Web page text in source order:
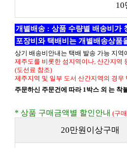
10
개별배송 : 상품 수량별 배송비가
포장비와 택배비는 개별배송상
상기 배송비안내는 택배 발송 가능 지
제주도를 비롯한 섬지역이나, 산간지역
(도선료 참조)
제주지역 및 일부 도서 산간지역의 경
주문하신 주문건에 따라 1박스 외 는 착
* 상품 구매금액별 할인안내 (구
20만원이상구매